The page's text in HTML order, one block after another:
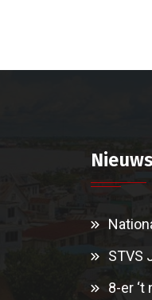
Nieuws
STVS
8-er ‘t